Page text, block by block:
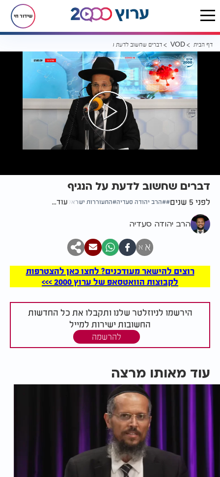
שידור חי
דף הבית VOD דברים שחשוב לדעת על הנגיף
דברים שחשוב לדעת על הנגיף
לפני 5 שנים הרב יהודה סעדיה התעוררות ישראל עוד...
הרב יהודה סעדיה
א א
רוצים להישאר מעודכנים? לחצו כאן להצטרפות
לקבוצות הוואטסאפ של ערוץ 2000 >>>
הירשמו לניוזלטר שלנו ותקבלו את כל החדשות
החשובות ישירות למייל
להרשמה
עוד מאותו מרצה